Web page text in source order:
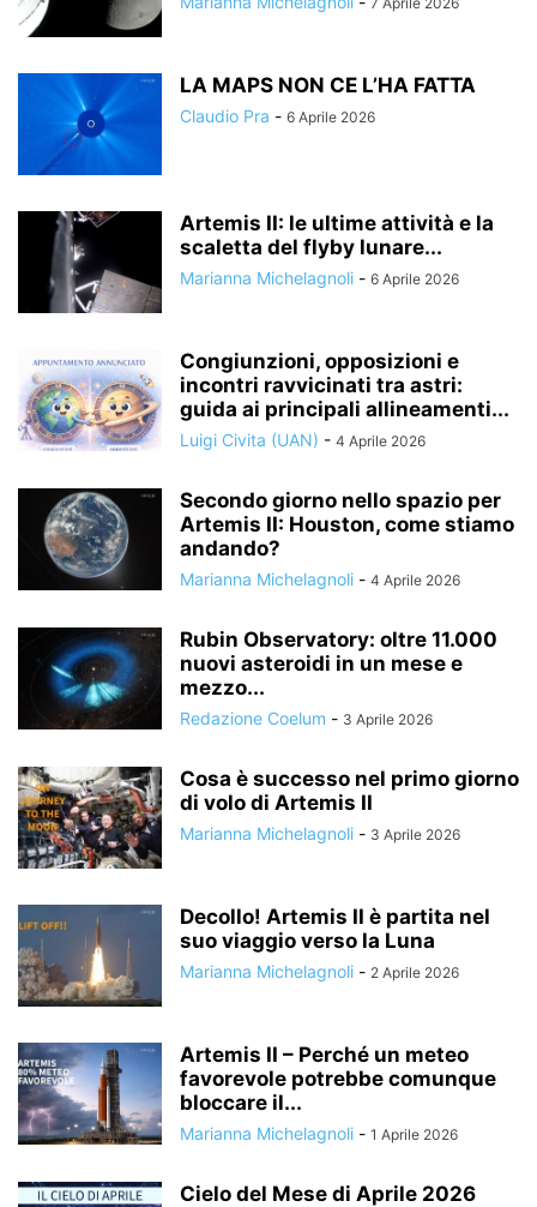
LA MAPS NON CE L’HA FATTA
Claudio Pra - 6 Aprile 2026
Artemis II: le ultime attività e la
scaletta del flyby lunare...
Marianna Michelagnoli - 6 Aprile 2026
Congiunzioni, opposizioni e
incontri ravvicinati tra astri:
guida ai principali allineamenti...
Luigi Civita (UAN) - 4 Aprile 2026
Secondo giorno nello spazio per
Artemis II: Houston, come stiamo
andando?
Marianna Michelagnoli - 4 Aprile 2026
Rubin Observatory: oltre 11.000
nuovi asteroidi in un mese e
mezzo...
Redazione Coelum - 3 Aprile 2026
Cosa è successo nel primo giorno
di volo di Artemis II
Marianna Michelagnoli - 3 Aprile 2026
Decollo! Artemis II è partita nel
suo viaggio verso la Luna
Marianna Michelagnoli - 2 Aprile 2026
Artemis II – Perché un meteo
favorevole potrebbe comunque
bloccare il...
Marianna Michelagnoli - 1 Aprile 2026
Cielo del Mese di Aprile 2026